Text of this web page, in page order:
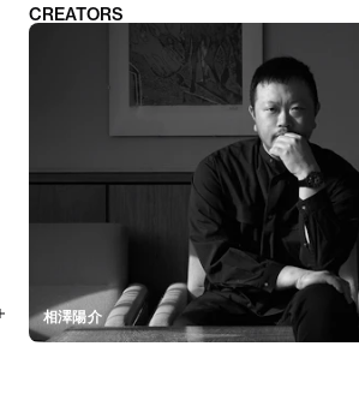
CREATORS
相澤陽介